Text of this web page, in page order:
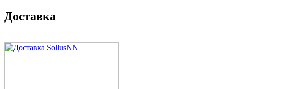
Доставка